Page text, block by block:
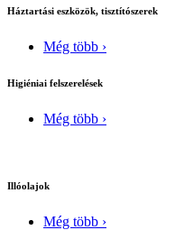
Háztartási eszközök, tisztítószerek
Még több ›
Higiéniai felszerelések
Még több ›
Illóolajok
Még több ›